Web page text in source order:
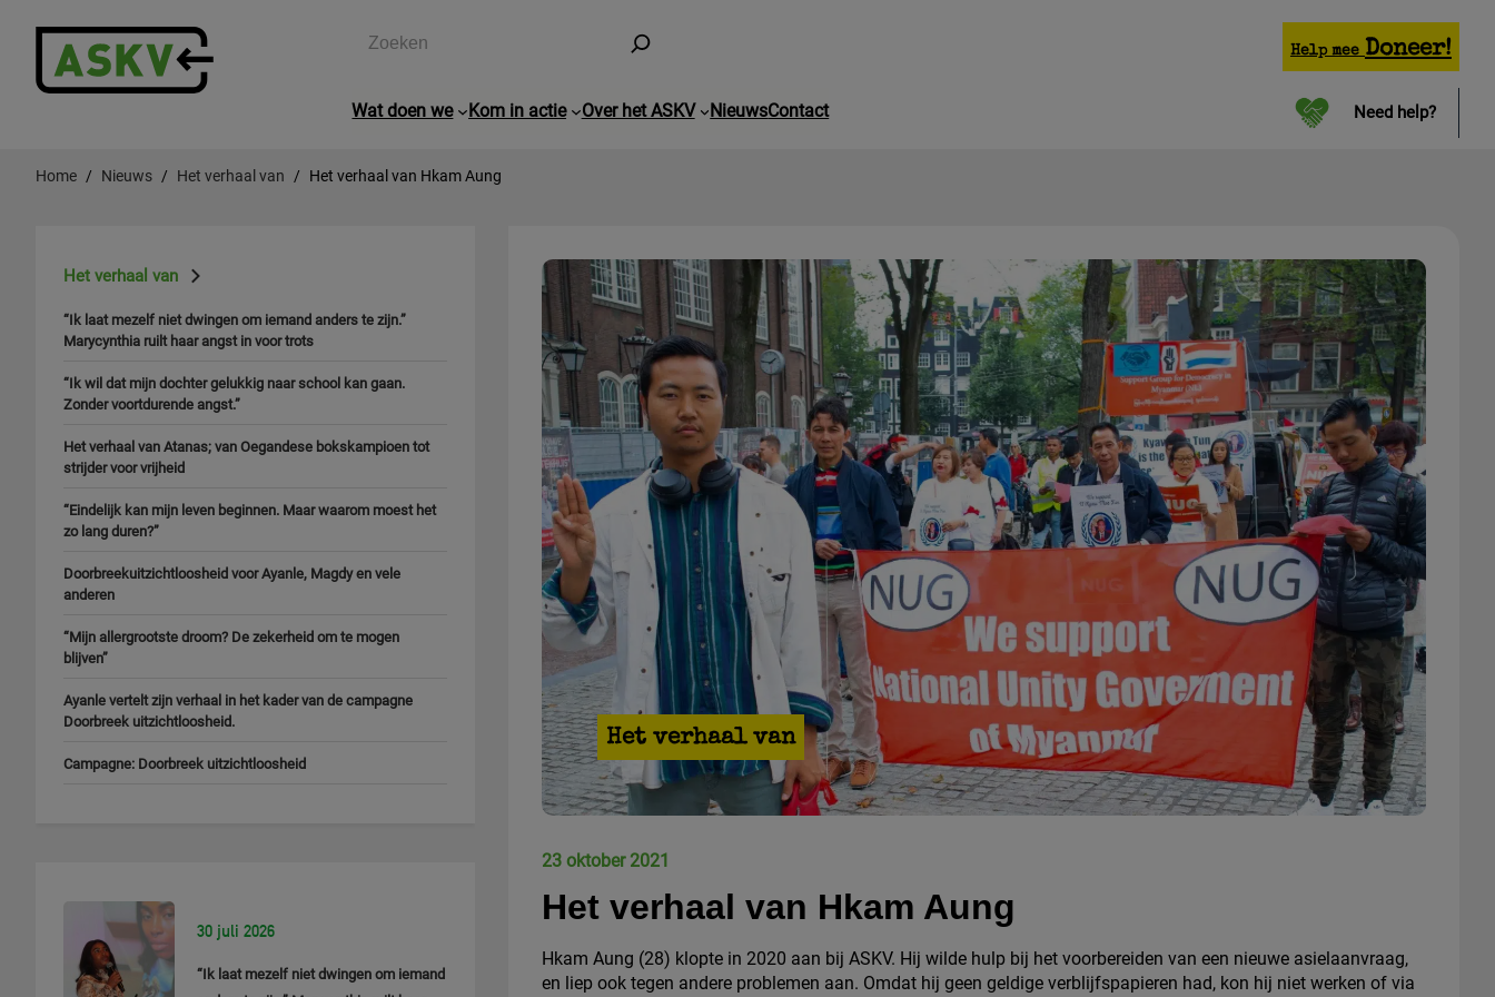
Zoeken
Help mee Doneer!
Wat doen we Kom in actie Over het ASKV NieuwsContact Need help?
Home Nieuws Het verhaal van Het verhaal van Hkam Aung
Het verhaal van
“Ik laat mezelf niet dwingen om iemand anders te zijn.”
Marycynthia ruilt haar angst in voor trots
“Ik wil dat mijn dochter gelukkig naar school kan gaan.
Zonder voortdurende angst.”
Het verhaal van Atanas; van Oegandese bokskampioen tot
strijder voor vrijheid
“Eindelijk kan mijn leven beginnen. Maar waarom moest het
zo lang duren?”
Doorbreekuitzichtloosheid voor Ayanle, Magdy en vele
anderen
“Mijn allergrootste droom? De zekerheid om te mogen
blijven”
Ayanle vertelt zijn verhaal in het kader van de campagne
Doorbreek uitzichtloosheid.
Campagne: Doorbreek uitzichtloosheid
30 juli 2026
“Ik laat mezelf niet dwingen om iemand
Het verhaal van
23 oktober 2021
Het verhaal van Hkam Aung
Hkam Aung (28) klopte in 2020 aan bij ASKV. Hij wilde hulp bij het voorbereiden van een nieuwe asielaanvraag,
en liep ook tegen andere problemen aan. Omdat hij geen geldige verblijfspapieren had, kon hij niet werken of via